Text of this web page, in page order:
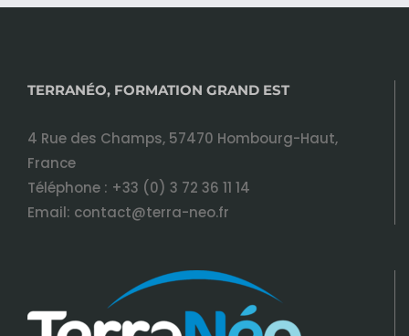
TERRANÉO, FORMATION GRAND EST
4 Rue des Champs, 57470 Hombourg-Haut,
France
Téléphone : +33 (0) 3 72 36 11 14
Email: contact@terra-neo.fr